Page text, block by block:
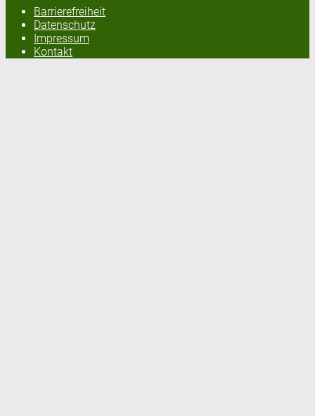
Barrierefreiheit
Datenschutz
Impressum
Kontakt